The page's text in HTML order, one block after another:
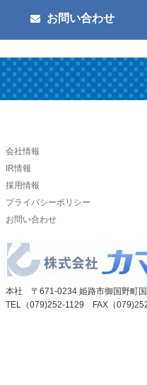
お問い合わせ
会社情報
IR情報
採用情報
プライバシーポリシー
お問い合わせ
本社 〒671-0234 姫路市御国野町
TEL（079)252-1129 FAX（